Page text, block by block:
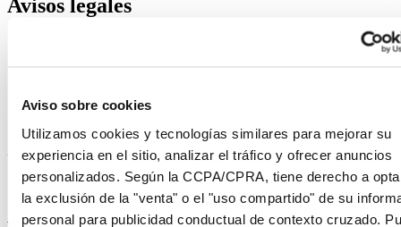
Aviso sobre cookies
Utilizamos cookies y tecnologías similares para mejorar su
experiencia en el sitio, analizar el tráfico y ofrecer anuncios
personalizados. Según la CCPA/CPRA, tiene derecho a
la exclusión de la "venta" o el "uso compartido" de su
personal para publicidad conductual de contexto cruzado.
Avisos legales
Desistimiento del contrato
Únase al club Certina
Suscríbase para recibir información exclusiva
Suscríbase